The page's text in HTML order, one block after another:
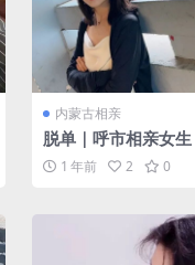
内蒙古相亲
脱单｜呼市相亲女
160 体重46 未婚 本科 事业单位 护
士 年收入10万+
1 年前 2 0